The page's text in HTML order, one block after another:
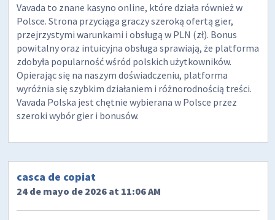
Vavada to znane kasyno online, które działa również w
Polsce. Strona przyciąga graczy szeroką ofertą gier,
przejrzystymi warunkami i obsługą w PLN (zł). Bonus
powitalny oraz intuicyjna obsługa sprawiają, że platforma
zdobyła popularność wśród polskich użytkowników.
Opierając się na naszym doświadczeniu, platforma
wyróżnia się szybkim działaniem i różnorodnością treści.
Vavada Polska jest chętnie wybierana w Polsce przez
szeroki wybór gier i bonusów.
casca de copiat
24 de mayo de 2026 at 11:06 AM